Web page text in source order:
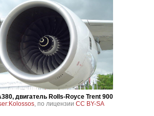
двигатель Rolls-Royce Trent 900
, по лицензии CC BY-SA